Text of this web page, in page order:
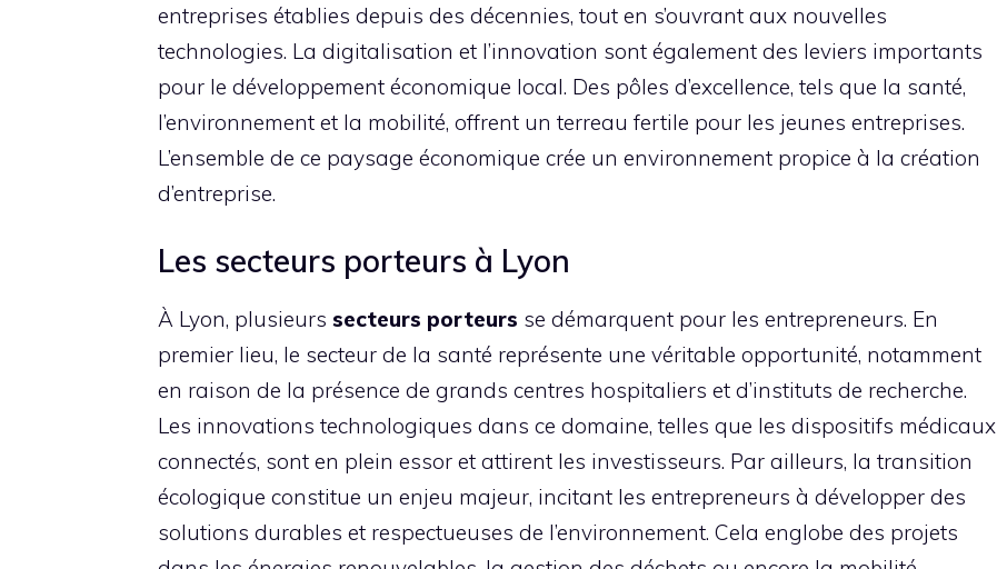
entreprises établies depuis des décennies, tout en s’ouvrant aux nouvelles
technologies. La digitalisation et l’innovation sont également des leviers importants
pour le développement économique local. Des pôles d’excellence, tels que la santé,
l’environnement et la mobilité, offrent un terreau fertile pour les jeunes entreprises.
L’ensemble de ce paysage économique crée un environnement propice à la création
d’entreprise.
Les secteurs porteurs à Lyon
À Lyon, plusieurs secteurs porteurs se démarquent pour les entrepreneurs. En
premier lieu, le secteur de la santé représente une véritable opportunité, notamment
en raison de la présence de grands centres hospitaliers et d’instituts de recherche.
Les innovations technologiques dans ce domaine, telles que les dispositifs médicaux
connectés, sont en plein essor et attirent les investisseurs. Par ailleurs, la transition
écologique constitue un enjeu majeur, incitant les entrepreneurs à développer des
solutions durables et respectueuses de l’environnement. Cela englobe des projets